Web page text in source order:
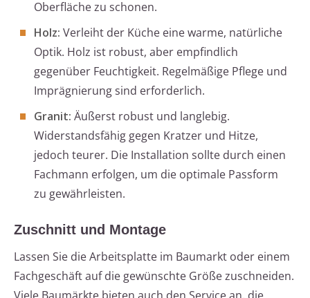
Oberfläche zu schonen.
Holz: Verleiht der Küche eine warme, natürliche
Optik. Holz ist robust, aber empfindlich
gegenüber Feuchtigkeit. Regelmäßige Pflege und
Imprägnierung sind erforderlich.
Granit: Äußerst robust und langlebig.
Widerstandsfähig gegen Kratzer und Hitze,
jedoch teurer. Die Installation sollte durch einen
Fachmann erfolgen, um die optimale Passform
zu gewährleisten.
Zuschnitt und Montage
Lassen Sie die Arbeitsplatte im Baumarkt oder einem
Fachgeschäft auf die gewünschte Größe zuschneiden.